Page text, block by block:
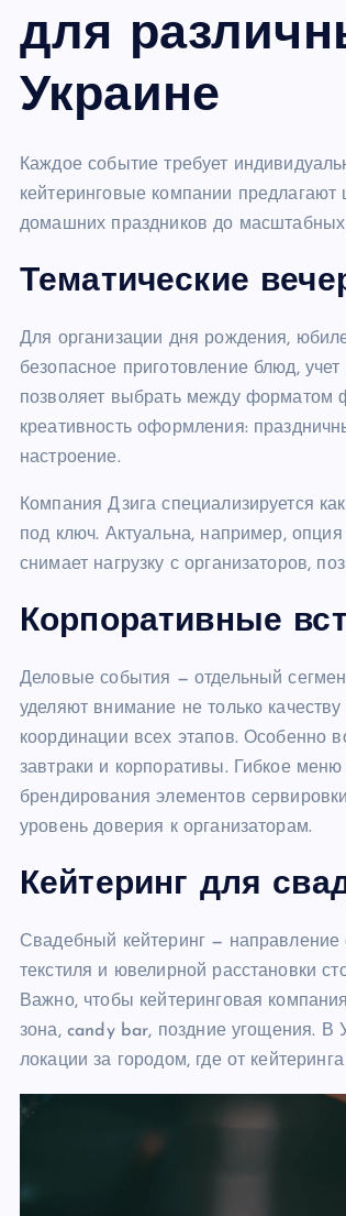
для
Украине
Каждое событие требует
кейтеринговые компании
домашних праздников до масштабных
Тематические
Для организации дня рождения,
безопасное приготовление блюд,
позволяет выбрать между форматом
креативность оформления:
настроение.
Компания Дзига специализируется
под ключ. Актуальна, например,
снимает нагрузку с организаторов,
Корпоративные
Деловые события — отдельный
уделяют внимание не только
координации всех этапов. Особенно
завтраки и корпоративы. Гибкое
брендирования элементов
уровень доверия к организаторам.
Кейтеринг для
Свадебный кейтеринг —
текстиля и ювелирной расстановки
Важно, чтобы кейтеринговая
зона, candy bar, поздние угощения. В
локации за городом, где от